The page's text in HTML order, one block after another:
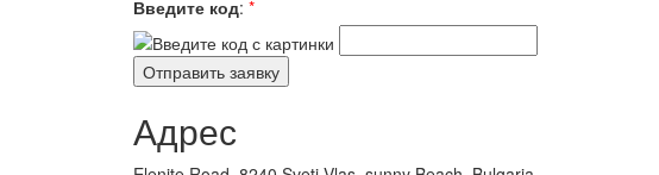
Введите код: *
Адрес